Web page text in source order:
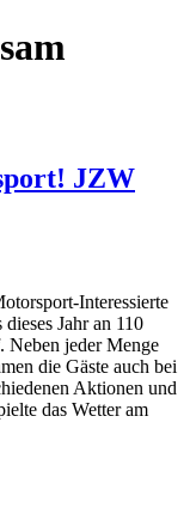
JZW
Interessierte
Jahr an 110
Neben jeder Menge
die Gäste auch bei
Aktionen und
das Wetter am